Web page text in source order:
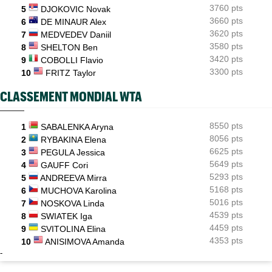
5
DJOKOVIC Novak
3760 pts
6
DE MINAUR Alex
3660 pts
7
MEDVEDEV Daniil
3620 pts
8
SHELTON Ben
3580 pts
9
COBOLLI Flavio
3420 pts
10
FRITZ Taylor 3300 pts
CLASSEMENT MONDIAL WTA
1 SABALENKA Aryna
8550 pts
2
RYBAKINA Elena
8056 pts
3
PEGULA Jessica
6625 pts
4
GAUFF Cori
5649 pts
5
ANDREEVA Mirra
5293 pts
6
MUCHOVA Karolina
5168 pts
7
NOSKOVA Linda
5016 pts
8
SWIATEK Iga
4539 pts
9
SVITOLINA Elina
4459 pts
10
ANISIMOVA Amanda 4353 pts
-